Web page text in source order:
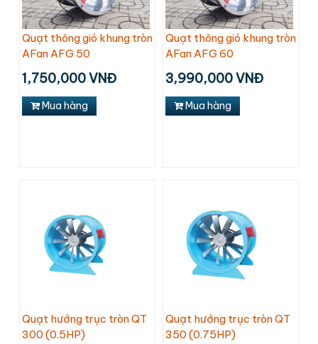
Quạt thông gió khung tròn
AFan AFG 50
1,750,000 VNĐ
Mua hàng
Quạt thông gió khung tròn
AFan AFG 60
3,990,000 VNĐ
Mua hàng
Quạt hướng trục tròn QT
300 (0.5HP)
Quạt hướng trục tròn QT
350 (0.75HP)